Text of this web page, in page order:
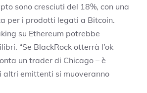
sono cresciuti del 18%, con una
per i prodotti legati a Bitcoin.
su Ethereum potrebbe
“Se BlackRock otterrà l’ok
un trader di Chicago – è
altri emittenti si muoveranno